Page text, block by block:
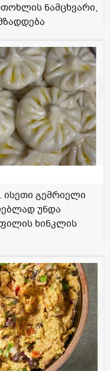
ნამცხვარი,
ისეთი გემრიელი
უნდა
ხინკლის